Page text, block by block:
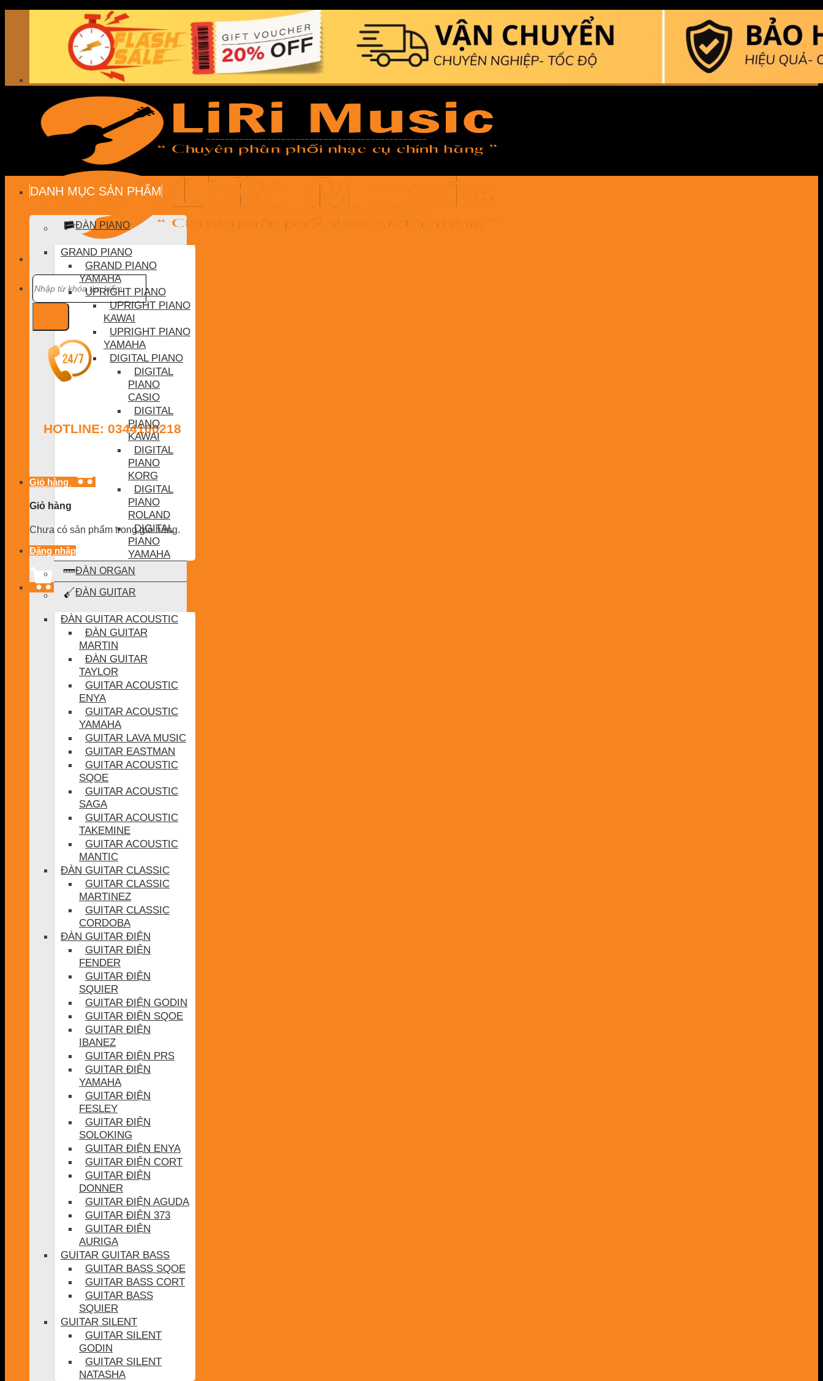
Tìm
kiếm:
HOTLINE: 0344100218
Giỏ hàng
Giỏ hàng
Chưa có sản phẩm trong giỏ hàng.
Đăng nhập
DANH MỤC SẢN PHẨM
ĐÀN PIANO
GRAND PIANO
GRAND PIANO
YAMAHA
UPRIGHT PIANO
UPRIGHT PIANO
KAWAI
UPRIGHT PIANO
YAMAHA
DIGITAL PIANO
DIGITAL
PIANO
CASIO
DIGITAL
PIANO
KAWAI
DIGITAL
PIANO
KORG
DIGITAL
PIANO
ROLAND
DIGITAL
PIANO
YAMAHA
ĐÀN ORGAN
ĐÀN GUITAR
ĐÀN GUITAR ACOUSTIC
ĐÀN GUITAR
MARTIN
ĐÀN GUITAR
TAYLOR
GUITAR ACOUSTIC
ENYA
GUITAR ACOUSTIC
YAMAHA
GUITAR LAVA MUSIC
GUITAR EASTMAN
GUITAR ACOUSTIC
SQOE
GUITAR ACOUSTIC
SAGA
GUITAR ACOUSTIC
TAKEMINE
GUITAR ACOUSTIC
MANTIC
ĐÀN GUITAR CLASSIC
GUITAR CLASSIC
MARTINEZ
GUITAR CLASSIC
CORDOBA
ĐÀN GUITAR ĐIỆN
GUITAR ĐIỆN
FENDER
GUITAR ĐIỆN
SQUIER
GUITAR ĐIỆN GODIN
GUITAR ĐIỆN SQOE
GUITAR ĐIỆN
IBANEZ
GUITAR ĐIỆN PRS
GUITAR ĐIỆN
YAMAHA
GUITAR ĐIỆN
FESLEY
GUITAR ĐIỆN
SOLOKING
GUITAR ĐIỆN ENYA
GUITAR ĐIỆN CORT
GUITAR ĐIỆN
DONNER
GUITAR ĐIỆN AGUDA
GUITAR ĐIỆN 373
GUITAR ĐIỆN
AURIGA
GUITAR GUITAR BASS
GUITAR BASS SQOE
GUITAR BASS CORT
GUITAR BASS
SQUIER
GUITAR SILENT
GUITAR SILENT
GODIN
GUITAR SILENT
NATASHA